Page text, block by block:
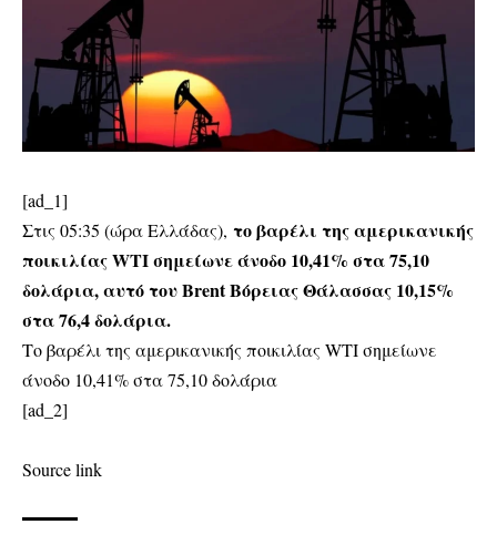
[ad_1]
Στις 05:35 (ώρα Ελλάδας), το βαρέλι της αμερικανικής
ποικιλίας WTI σημείωνε άνοδο 10,41% στα 75,10
δολάρια, αυτό του Brent Βόρειας Θάλασσας 10,15%
στα 76,4 δολάρια.
Το βαρέλι της αμερικανικής ποικιλίας WTI σημείωνε
άνοδο 10,41% στα 75,10 δολάρια
[ad_2]
Source link